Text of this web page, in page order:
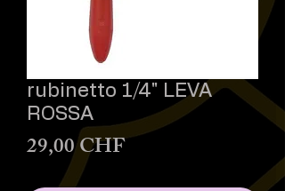
rubinetto 1/4" LEVA
ROSSA
29,00 CHFPrezzo